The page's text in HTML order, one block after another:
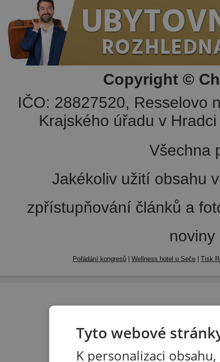
Copyright ©
IČO: 28827520, Resselovo
Krajského úřadu v
Všechna
Jakékoliv užití obsahu
zpřístupňování článků a
Pořádání kongresů Wellness hotel u Seče Tisk
Tyto webové
K personalizaci